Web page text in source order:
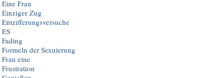
Eine Frau
Einziger Zug
Entzifferungsversuche
ES
Fading
Formeln der Sexuierung
Frau eine
Frustration